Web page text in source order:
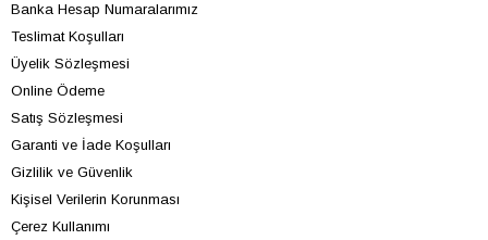
Banka Hesap Numaralarımız
Teslimat Koşulları
Üyelik Sözleşmesi
Online Ödeme
Satış Sözleşmesi
Garanti ve İade Koşulları
Gizlilik ve Güvenlik
Kişisel Verilerin Korunması
Çerez Kullanımı